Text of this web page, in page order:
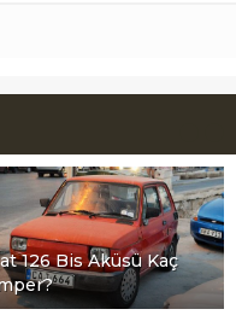
126 Bis Aküsü Kaç